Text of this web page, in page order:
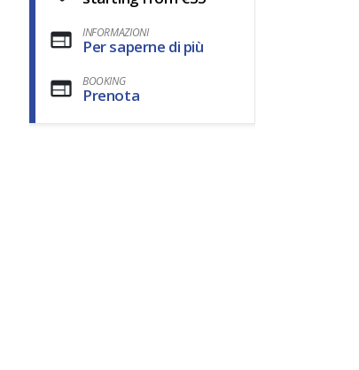
INFORMAZIONI
Per saperne di più
BOOKING
Prenota